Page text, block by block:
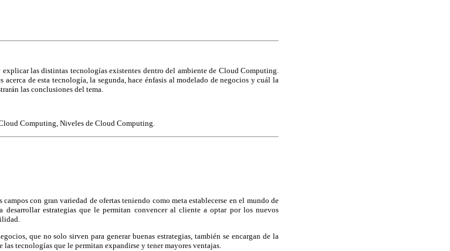
las distintas tecnologías existentes dentro del ambiente de Cloud Computing.
de esta tecnología, la segunda, hace énfasis al modelado de negocios y cuál la
las conclusiones del tema.
Computing, Niveles de Cloud Computing.
con gran variedad de ofertas teniendo como meta establecerse en el mundo de
desarrollar estrategias que le permitan convencer al cliente a optar por los nuevos
que no solo sirven para generar buenas estrategias, también se encargan de la
las tecnologías que le permitan expandirse y tener mayores ventajas.